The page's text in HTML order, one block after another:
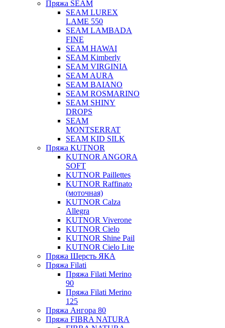
Пряжа SEAM
SEAM LUREX
LAME 550
SEAM LAMBADA
FINE
SEAM HAWAI
SEAM Kimberly
SEAM VIRGINIA
SEAM AURA
SEAM BAIANO
SEAM ROSMARINO
SEAM SHINY
DROPS
SEAM
MONTSERRAT
SEAM KID SILK
Пряжа KUTNOR
KUTNOR ANGORA
SOFT
KUTNOR Paillettes
KUTNOR Raffinato
(моточная)
KUTNOR Calza
Allegra
KUTNOR Viverone
KUTNOR Cielo
KUTNOR Shine Pail
KUTNOR Cielo Lite
Пряжа Шерсть ЯКА
Пряжа Filati
Пряжа Filati Merino
90
Пряжа Filati Merino
125
Пряжа Ангора 80
Пряжа FIBRA NATURA